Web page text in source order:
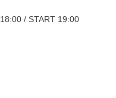
/ START 19:00